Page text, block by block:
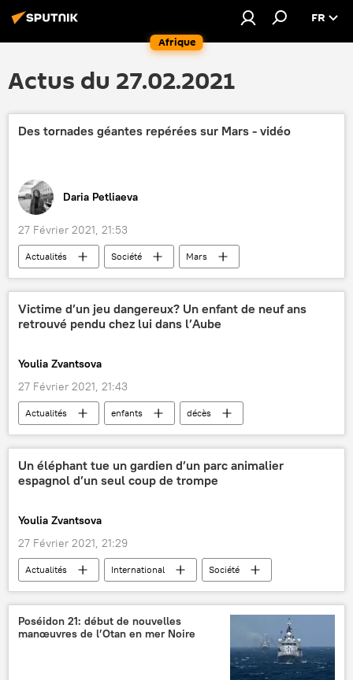
Afrique
FR
Actus du 27.02.2021
Des tornades géantes repérées sur Mars - vidéo
Daria Petliaeva
27 Février 2021, 21:53
Actualités Société
Mars
Holding spatial russe Roscosmos
tornade
Sciences et tech
Victime d’un jeu dangereux? Un enfant de neuf ans
retrouvé pendu chez lui dans l’Aube
Youlia Zvantsova
27 Février 2021, 21:43
Actualités enfants
décès
jeu
enquête
faits divers
France
Un éléphant tue un gardien d’un parc animalier
espagnol d’un seul coup de trompe
Youlia Zvantsova
27 Février 2021, 21:29
Actualités International
Société
Espagne
parc naturel
décès
éléphants
Poséidon 21: début de nouvelles
manœuvres de l’Otan en mer Noire